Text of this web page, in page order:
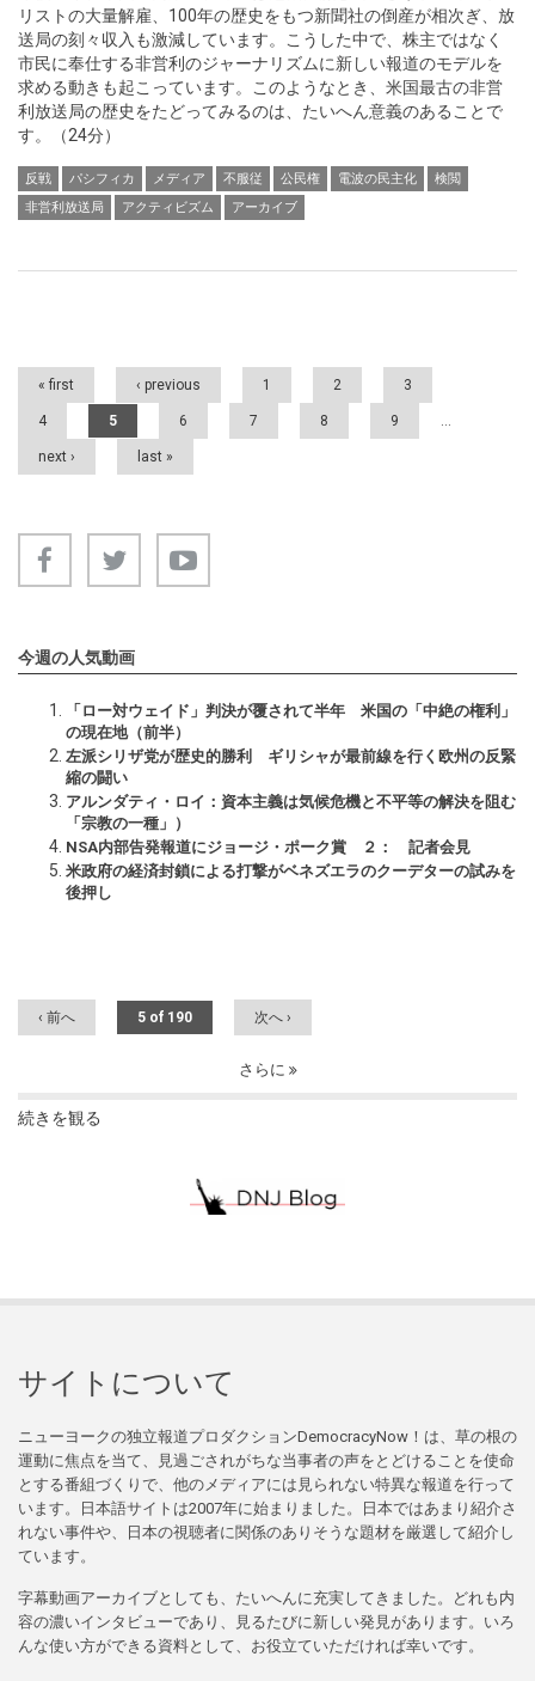
リストの大量解雇、100年の歴史をもつ新聞社の倒産が相次ぎ、放
送局の刻々収入も激減しています。こうした中で、株主ではなく
市民に奉仕する非営利のジャーナリズムに新しい報道のモデルを
求める動きも起こっています。このようなとき、米国最古の非営
利放送局の歴史をたどってみるのは、たいへん意義のあることで
す。（24分）
反戦 パシフィカ メディア 不服従 公民権 電波の民主化
検閲
非営利放送局
アクティビズム アーカイブ
Pages
« first ‹ previous 1 2 3
4 5 6 7 8 9 …
next › last »
今週の人気動画
「ロー対ウェイド」判決が覆されて半年 米国の「中絶の権利」
の現在地（前半）
左派シリザ党が歴史的勝利 ギリシャが最前線を行く欧州の反緊
縮の闘い
アルンダティ・ロイ：資本主義は気候危機と不平等の解決を阻む
「宗教の一種」）
NSA内部告発報道にジョージ・ポーク賞 ２： 記者会見
米政府の経済封鎖による打撃がベネズエラのクーデターの試みを
後押し
‹ 前へ 5 of 190 次へ ›
さらに
続きを観る
サイトについて
ニューヨークの独立報道プロダクションDemocracyNow！は、草の根の
運動に焦点を当て、見過ごされがちな当事者の声をとどけることを使命
とする番組づくりで、他のメディアには見られない特異な報道を行って
います。日本語サイトは2007年に始まりました。日本ではあまり紹介さ
れない事件や、日本の視聴者に関係のありそうな題材を厳選して紹介し
ています。
字幕動画アーカイブとしても、たいへんに充実してきました。どれも内
容の濃いインタビューであり、見るたびに新しい発見があります。いろ
んな使い方ができる資料として、お役立ていただければ幸いです。